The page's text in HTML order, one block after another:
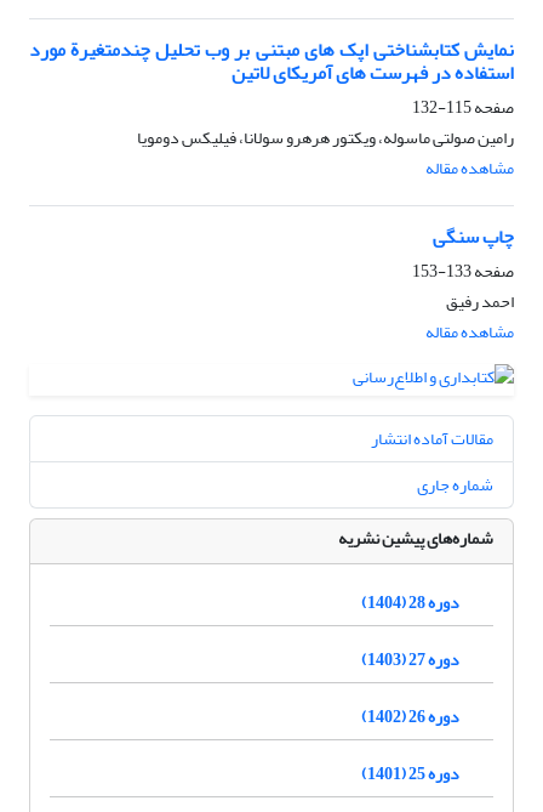
نمایش کتابشناختی اپک های مبتنی بر وب تحلیل چندمتغیرة مورد
استفاده در فهرست های آمریکای لاتین
صفحه115-132
رامین صولتی ماسوله، ویکتور هرهرو سولانا، فیلیکس دومویا
مشاهده مقاله
چاپ سنگی
صفحه133-153
احمد رفیق
مشاهده مقاله
مقالات آماده انتشار
شماره جاری
شماره‌های پیشین نشریه
دوره 28 (1404)
دوره 27 (1403)
دوره 26 (1402)
دوره 25 (1401)